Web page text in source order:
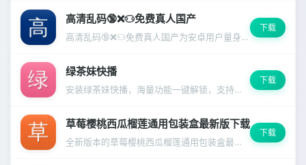
高清乱码🔞❌♋免费真人国产
高清乱码🔞❌♋免费真人国产为安卓用户量身打造，兼容99%主流设备
下载
绿茶妹快播
安装绿茶妹快播，海量功能一键解锁，支持深色模式和多语言切换。
下载
草莓樱桃西瓜榴莲通用包装盒最新版下载
全新版本的草莓樱桃西瓜榴莲通用包装盒最新版下载，带来更流畅的使用体验和更多实用功能，界面焕然一新。
下载